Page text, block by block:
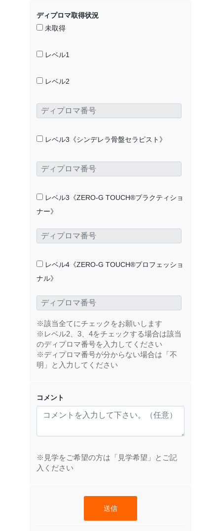
ディプロマ取得状況
未取得
レベル1
レベル2
レベル3《シンデレラ骨盤セラピスト》
レベル3《ZERO-G TOUCH®プラクティショ
ナー》
レベル4《ZERO-G TOUCH®プロフェッショ
ナル》
※該当全てにチェックをお願いします
※レベル2、3、4をチェックする場合は該当
のディプロマ番号を入力してください
※ディプロマ番号が分からない場合は「不
明」と入力してください
コメント
※見学をご希望の方は「見学希望」とご記
入ください
送信